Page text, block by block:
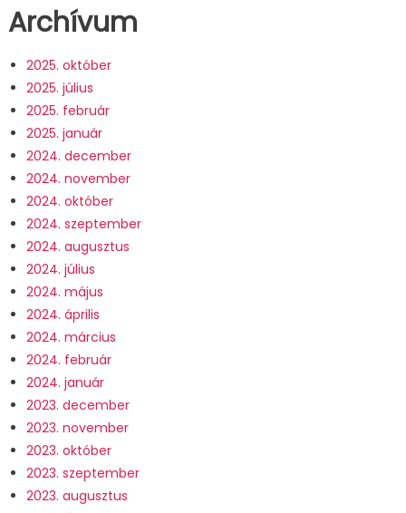
Archívum
2025. október
2025. július
2025. február
2025. január
2024. december
2024. november
2024. október
2024. szeptember
2024. augusztus
2024. július
2024. május
2024. április
2024. március
2024. február
2024. január
2023. december
2023. november
2023. október
2023. szeptember
2023. augusztus